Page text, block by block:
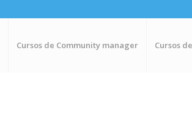
Cursos de Community manager Cursos